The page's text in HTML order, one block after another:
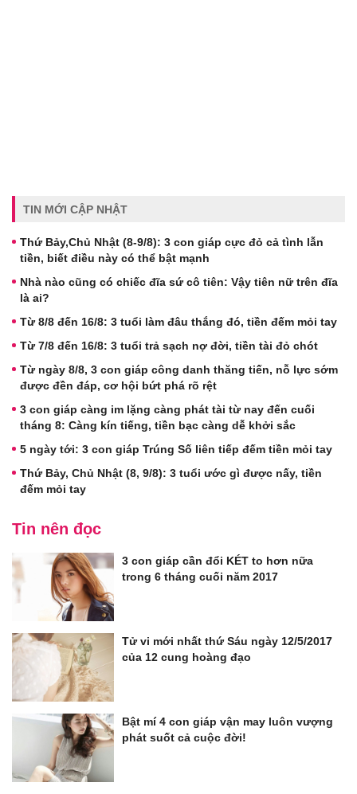
TIN MỚI CẬP NHẬT
Thứ Bảy,Chủ Nhật (8-9/8): 3 con giáp cực đỏ cả tình lẫn
tiền, biết điều này có thể bật mạnh
Nhà nào cũng có chiếc đĩa sứ cô tiên: Vậy tiên nữ trên đĩa
là ai?
Từ 8/8 đến 16/8: 3 tuổi làm đâu thắng đó, tiền đếm mỏi tay
Từ 7/8 đến 16/8: 3 tuổi trả sạch nợ đời, tiền tài đỏ chót
Từ ngày 8/8, 3 con giáp công danh thăng tiến, nỗ lực sớm
được đền đáp, cơ hội bứt phá rõ rệt
3 con giáp càng im lặng càng phát tài từ nay đến cuối
tháng 8: Càng kín tiếng, tiền bạc càng dễ khởi sắc
5 ngày tới: 3 con giáp Trúng Số liên tiếp đếm tiền mỏi tay
Thứ Bảy, Chủ Nhật (8, 9/8): 3 tuổi ước gì được nấy, tiền
đếm mỏi tay
Tin nên đọc
3 con giáp cần đổi KÉT to hơn nữa
trong 6 tháng cuối năm 2017
Tử vi mới nhất thứ Sáu ngày 12/5/2017
của 12 cung hoàng đạo
Bật mí 4 con giáp vận may luôn vượng
phát suốt cả cuộc đời!